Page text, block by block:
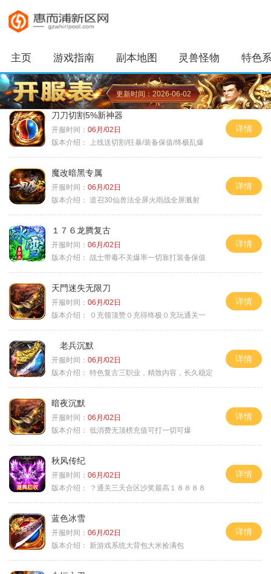
主页 游戏指南 副本地图 灵兽怪物 特色
更新时间：2026-06-02
刀刀切割5%新神器
开服时间： 06月/02日
版本介绍：
上线送切割/狂暴/装备保值/终极乱爆
详情
魔改暗黑专属
开服时间： 06月/02日
版本介绍： 道召30仙兽法全屏火雨战全屏溅射
详情
１７６龙腾复古
开服时间： 06月/02日
版本介绍： 战士带毒不关爆率一切靠打装备保值
详情
天門迷失无限刀
开服时间： 06月/02日
版本介绍：
０充领顶赞０充得终极０充玩通关一
详情
老兵沉默
开服时间： 06月/02日
版本介绍： 特色复古三职业，精致内容，长久稳定
详情
暗夜沉默
开服时间： 06月/02日
版本介绍： 低消费无顶榜充值可打一切可爆
详情
秋风传纪
开服时间： 06月/02日
版本介绍：
？通关三天合区沙奖最高１８８８８
详情
蓝色冰雪
开服时间： 06月/02日
版本介绍：
新游戏系统大背包大米捡满包
详情